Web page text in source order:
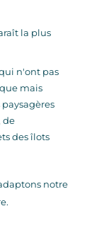
la plus
n'ont pas
mais
de
des îlots
notre